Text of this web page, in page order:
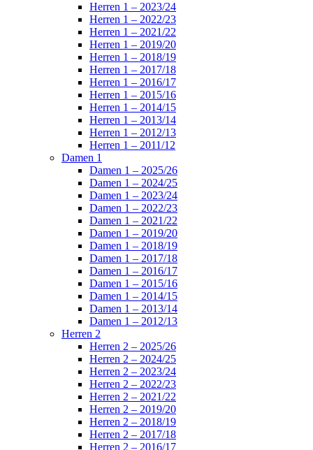
Herren 1 – 2023/24
Herren 1 – 2022/23
Herren 1 – 2021/22
Herren 1 – 2019/20
Herren 1 – 2018/19
Herren 1 – 2017/18
Herren 1 – 2016/17
Herren 1 – 2015/16
Herren 1 – 2014/15
Herren 1 – 2013/14
Herren 1 – 2012/13
Herren 1 – 2011/12
Damen 1
Damen 1 – 2025/26
Damen 1 – 2024/25
Damen 1 – 2023/24
Damen 1 – 2022/23
Damen 1 – 2021/22
Damen 1 – 2019/20
Damen 1 – 2018/19
Damen 1 – 2017/18
Damen 1 – 2016/17
Damen 1 – 2015/16
Damen 1 – 2014/15
Damen 1 – 2013/14
Damen 1 – 2012/13
Herren 2
Herren 2 – 2025/26
Herren 2 – 2024/25
Herren 2 – 2023/24
Herren 2 – 2022/23
Herren 2 – 2021/22
Herren 2 – 2019/20
Herren 2 – 2018/19
Herren 2 – 2017/18
Herren 2 – 2016/17